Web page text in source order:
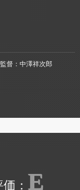
監督
中澤祥次郎
E